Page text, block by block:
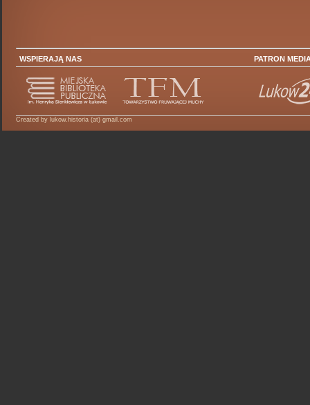
WSPIERAJĄ NAS PATRON
Created by lukow.historia (at) gmail.com